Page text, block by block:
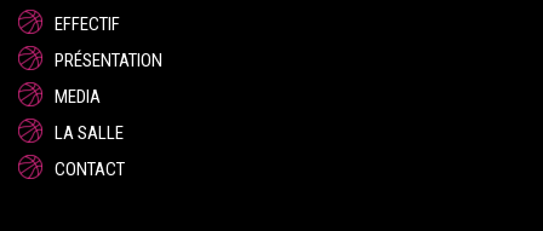
EFFECTIF
PRÉSENTATION
MEDIA
LA SALLE
CONTACT